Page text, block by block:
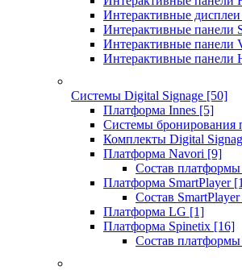
Интерактивные
Интерактивные панели
Интерактивные панели
Интерактивные панели
Системы Digital Signage [50]
Платформа Innes [5]
Системы бронирования
Комплекты Digital
Платформа Navori [9]
Состав
Платформа SmartPlayer
Состав SmartPlayer
Платформа LG [1]
Платформа Spinetix [16]
Состав